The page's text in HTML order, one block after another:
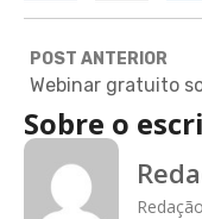
POST ANTERIOR
Sobre o